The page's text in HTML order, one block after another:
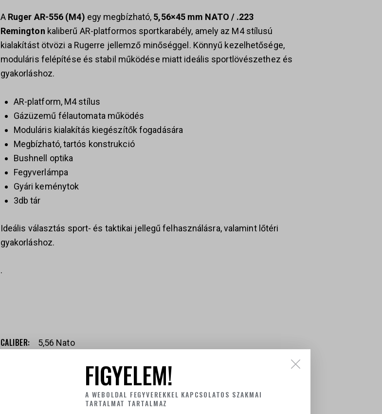
A Ruger AR-556 (M4) egy megbízható, 5,56×45 mm NATO / .223
Remington kaliberű AR-platformos sportkarabély, amely az M4 stílusú
kialakítást ötvözi a Rugerre jellemző minőséggel. Könnyű kezelhetősége,
moduláris felépítése és stabil működése miatt ideális sportlövészethez és
gyakorláshoz.
AR-platform, M4 stílus
Gázüzemű félautomata működés
Moduláris kialakítás kiegészítők fogadására
Megbízható, tartós konstrukció
Bushnell optika
Fegyverlámpa
Gyári keménytok
3db tár
Ideális választás sport- és taktikai jellegű felhasználásra, valamint lőtéri
gyakorláshoz.
.
СALIBER 5,56 Nato
KAPCSOLÓDÓ TERMÉKEK
FIGYELEM!
A WEBOLDAL FEGYVEREKKEL KAPCSOLATOS SZAKMAI
TARTALMAT TARTALMAZ